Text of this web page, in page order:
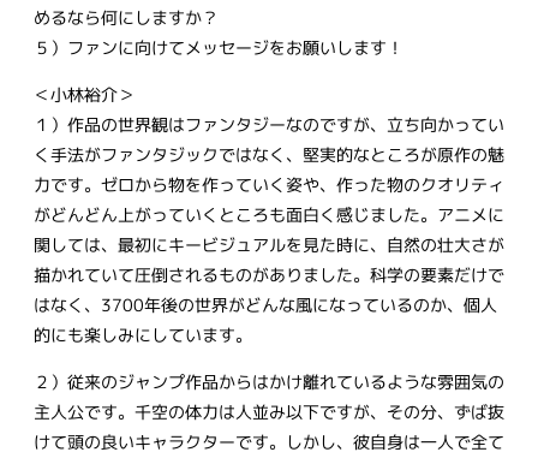
めるなら何にしますか？
５）ファンに向けてメッセージをお願いします！
＜小林裕介＞
１）作品の世界観はファンタジーなのですが、立ち向かってい
く手法がファンタジックではなく、堅実的なところが原作の魅
力です。ゼロから物を作っていく姿や、作った物のクオリティ
がどんどん上がっていくところも面白く感じました。アニメに
関しては、最初にキービジュアルを見た時に、自然の壮大さが
描かれていて圧倒されるものがありました。科学の要素だけで
はなく、3700年後の世界がどんな風になっているのか、個人
的にも楽しみにしています。
２）従来のジャンプ作品からはかけ離れているような雰囲気の
主人公です。千空の体力は人並み以下ですが、その分、ずば抜
けて頭の良いキャラクターです。しかし、彼自身は一人で全て